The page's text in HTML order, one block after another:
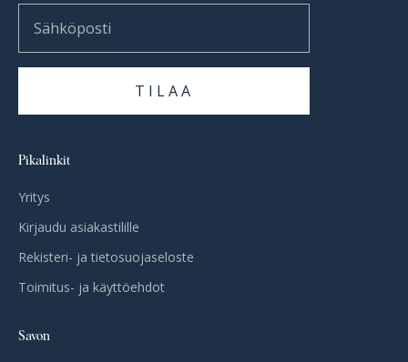
TILAA
Pikalinkit
Yritys
Kirjaudu asiakastilille
Rekisteri- ja tietosuojaseloste
Toimitus- ja käyttöehdot
Savon